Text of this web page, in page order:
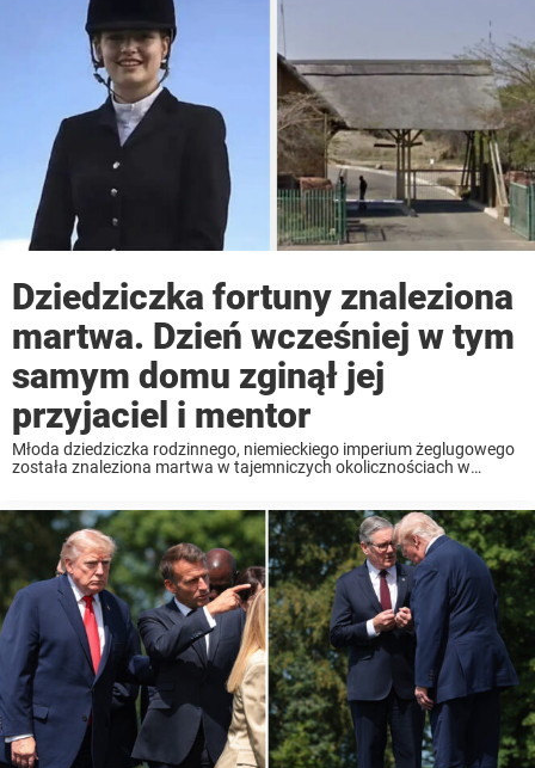
Dziedziczka fortuny znaleziona
martwa. Dzień wcześniej w tym
samym domu zginął jej
przyjaciel i mentor
Młoda dziedziczka rodzinnego, niemieckiego imperium żeglugowego
została znaleziona martwa w tajemniczych okolicznościach w
jako jej przyjaciela, mentora i przybranego ...